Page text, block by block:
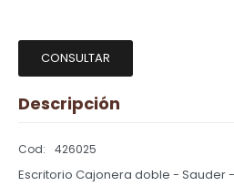
CONSULTAR
Descripción
426025
Escritorio Cajonera doble - Sauder